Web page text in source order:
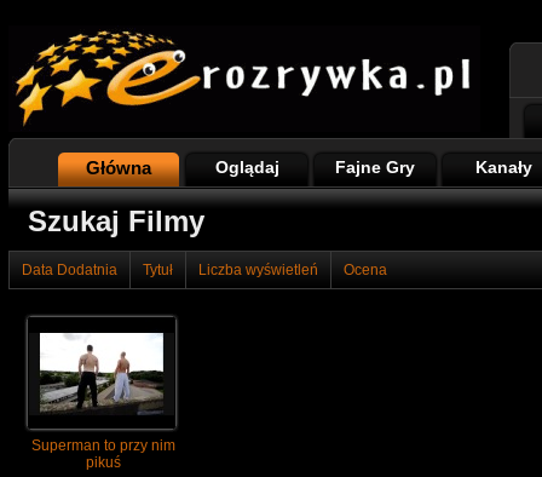
Główna Oglądaj Fajne Gry Kanały
Szukaj Filmy
Data Dodatnia Tytuł Liczba wyświetleń Ocena
Superman to przy nim
pikuś